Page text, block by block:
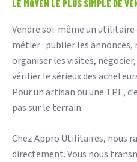
LE MOYEN LE PLUS SIMPLE DE
Vendre soi-même un utilitaire
métier : publier les annonces,
organiser les visites,
vérifier le sérieux des
Pour un artisan ou une TPE,
pas sur le terrain.
Chez Appro Utilitaires, nous
directement. Vous nous